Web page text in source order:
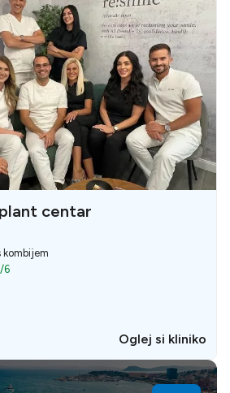
centar
kombijem
6
Oglej si kliniko